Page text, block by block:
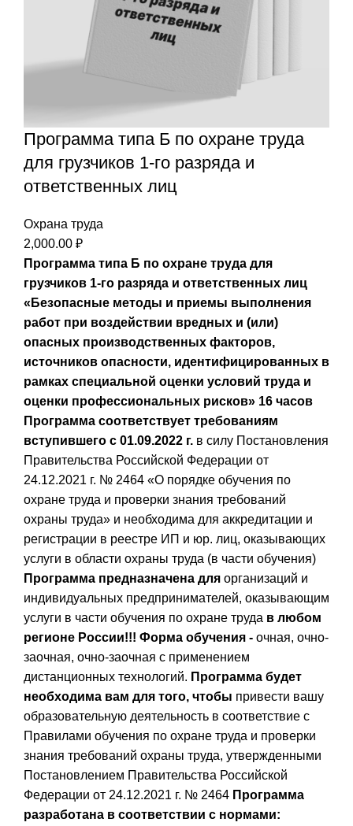
Программа типа Б по охране труда
для грузчиков 1-го разряда и
ответственных лиц
Охрана труда
2,000.00 ₽
Программа типа Б по охране труда для
грузчиков 1-го разряда и ответственных лиц
«Безопасные методы и приемы выполнения
работ при воздействии вредных и (или)
опасных производственных факторов,
источников опасности, идентифицированных в
рамках специальной оценки условий труда и
оценки профессиональных рисков» 16 часов
Программа соответствует требованиям
вступившего с 01.09.2022 г. в силу Постановления
Правительства Российской Федерации от
24.12.2021 г. № 2464 «О порядке обучения по
охране труда и проверки знания требований
охраны труда» и необходима для аккредитации и
регистрации в реестре ИП и юр. лиц, оказывающих
услуги в области охраны труда (в части обучения)
Программа предназначена для организаций и
индивидуальных предпринимателей, оказывающим
услуги в части обучения по охране труда в любом
регионе России!!! Форма обучения - очная, очно-
заочная, очно-заочная с применением
дистанционных технологий. Программа будет
необходима вам для того, чтобы привести вашу
образовательную деятельность в соответствие с
Правилами обучения по охране труда и проверки
знания требований охраны труда, утвержденными
Постановлением Правительства Российской
Федерации от 24.12.2021 г. № 2464 Программа
разработана в соответствии с нормами: